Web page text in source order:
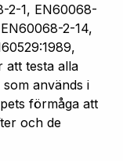
2-1, EN60068-
2-14,
att testa alla
används i
förmåga att
och de